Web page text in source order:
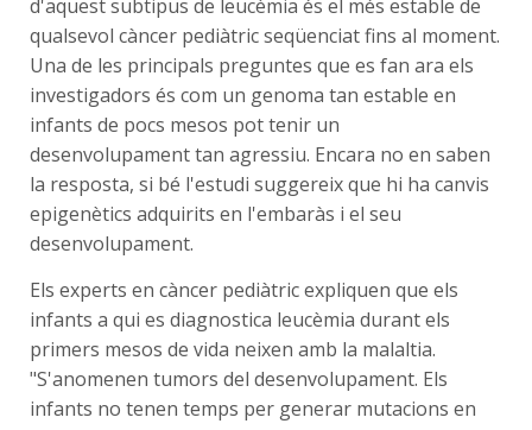
d'aquest subtipus de leucèmia és el més estable de
qualsevol càncer pediàtric seqüenciat fins al moment.
Una de les principals preguntes que es fan ara els
investigadors és com un genoma tan estable en
infants de pocs mesos pot tenir un
desenvolupament tan agressiu. Encara no en saben
la resposta, si bé l'estudi suggereix que hi ha canvis
epigenètics adquirits en l'embaràs i el seu
desenvolupament.
Els experts en càncer pediàtric expliquen que els
infants a qui es diagnostica leucèmia durant els
primers mesos de vida neixen amb la malaltia.
"S'anomenen tumors del desenvolupament. Els
infants no tenen temps per generar mutacions en